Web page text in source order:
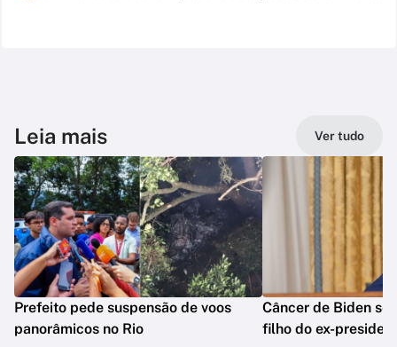
Leia mais Ver tudo
Prefeito pede suspensão de voos
panorâmicos no Rio
Câncer de Biden se
filho do ex-